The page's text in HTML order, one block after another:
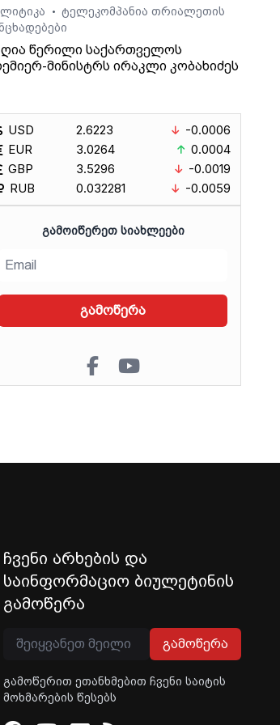
•
ტელეკომპანია თრიალეთის
ღია წერილი საქართველოს
მინისტრს ირაკლი კობახიძეს
USD
EUR
GBP
RUB
2.6223
3.0264
3.5296
0.032281
-0.0006
0.0004
-0.0019
-0.0059
ᲒᲐᲛᲝᲘᲬᲔᲠᲔᲗ ᲡᲘᲐᲮᲚᲔᲔᲑᲘ
გამოწერა
ჩვენი არხების და
საინფორმაციო ბიულეტინის
გამოწერა
გამოწერა
გამოწერით ეთანხმებით ჩვენი საიტის
მოხმარების წესებს